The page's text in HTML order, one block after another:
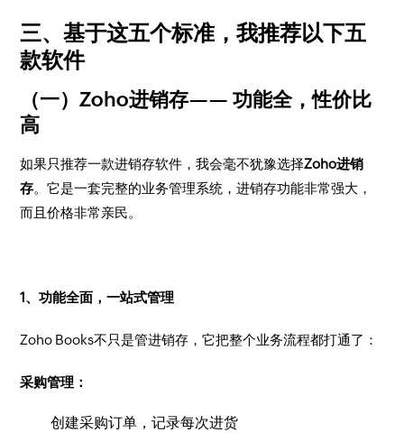
三、基于这五个标准，我推荐以下五
款软件
（一）Zoho进销存—— 功能全，性价比
高
如果只推荐一款进销存软件，我会毫不犹豫选择Zoho进销
存。它是一套完整的业务管理系统，进销存功能非常强大，
而且价格非常亲民。
1、功能全面，一站式管理
Zoho Books不只是管进销存，它把整个业务流程都打通了：
采购管理：
创建采购订单，记录每次进货